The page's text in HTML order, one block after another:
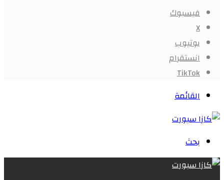
فيسبوك
X
يوتيوب
انستقرام
‫TikTok
القائمة
بحث